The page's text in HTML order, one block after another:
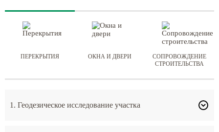
ПЕРЕКРЫТИЯ ОКНА И ДВЕРИ
СОПРОВОЖДЕНИЕ
СТРОИТЕЛЬСТВА
1. Геодезическое исследование участка